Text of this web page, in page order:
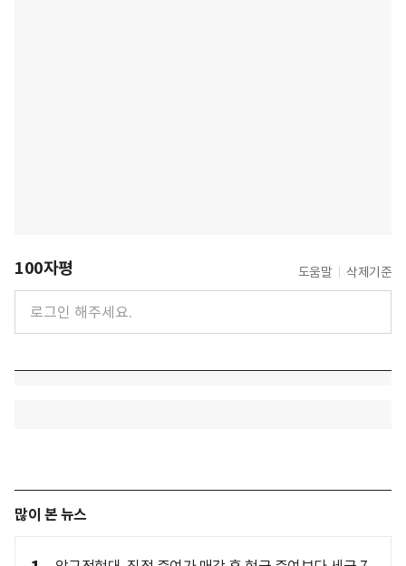
100자평 도움말 삭제기준
많이 본 뉴스